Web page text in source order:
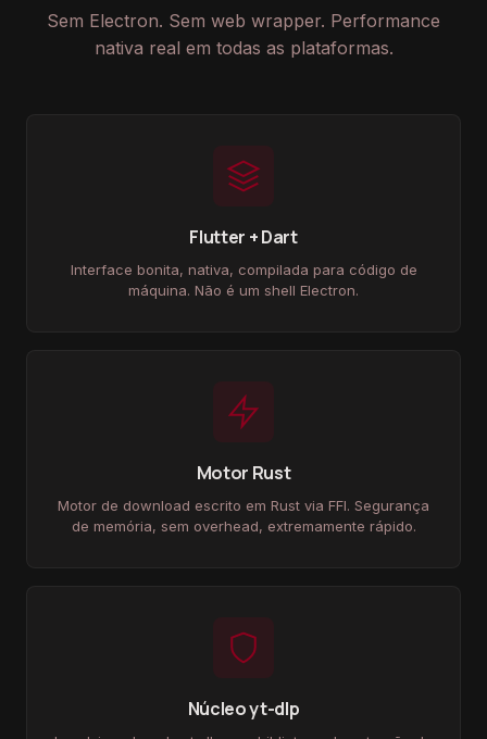
Sem Electron. Sem web wrapper. Performance
nativa real em todas as plataformas.
Flutter + Dart
Interface bonita, nativa, compilada para código de
máquina. Não é um shell Electron.
Motor Rust
Motor de download escrito em Rust via FFI. Segurança
de memória, sem overhead, extremamente rápido.
Núcleo yt-dlp